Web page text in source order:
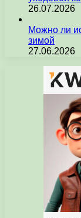
26.07.2026
Можно ли
зимой
27.06.2026